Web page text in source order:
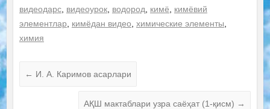
видеодарс, видеоурок, водород кимё
кимёвий
элементлар
кимёдан видео химические элементы
химия
← И. А. Каримов асарлари
АҚШ мактаблари узра саёҳат (1-қисм) →